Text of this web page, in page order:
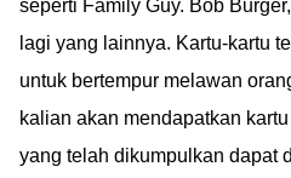
seperti Family Guy. Bob
lagi yang lainnya. Kartu-kartu
untuk bertempur melawan
kalian akan mendapatkan
yang telah dikumpulkan dapat